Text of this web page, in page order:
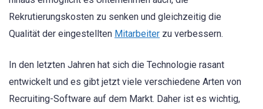
Rekrutierungskosten zu senken und gleichzeitig die
Qualität der eingestellten Mitarbeiter zu verbessern.
In den letzten Jahren hat sich die Technologie rasant
entwickelt und es gibt jetzt viele verschiedene Arten von
Recruiting-Software auf dem Markt. Daher ist es wichtig,